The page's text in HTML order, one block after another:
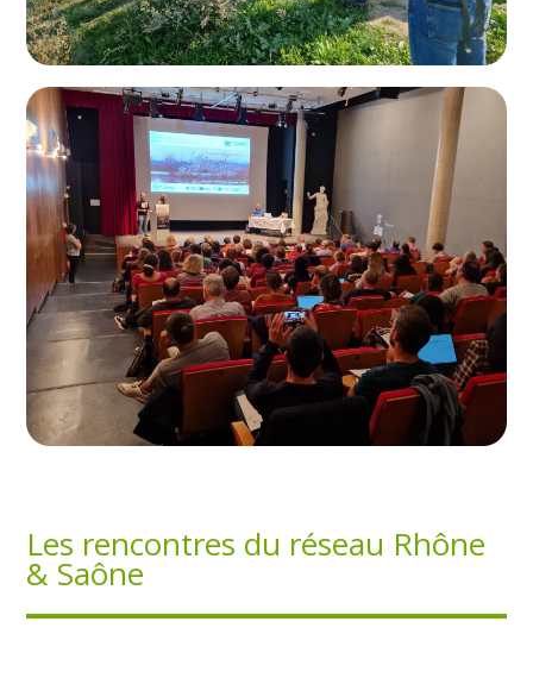
Les rencontres du réseau Rhône
& Saône